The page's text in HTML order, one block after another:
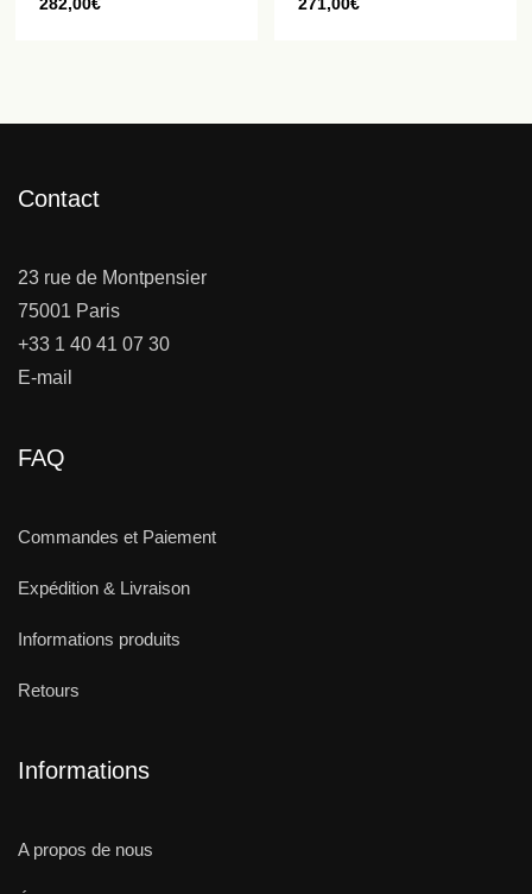
Contact
23 rue de Montpensier
75001 Paris
+33 1 40 41 07 30
E-mail
FAQ
Commandes et Paiement
Expédition & Livraison
Informations produits
Retours
Informations
A propos de nous